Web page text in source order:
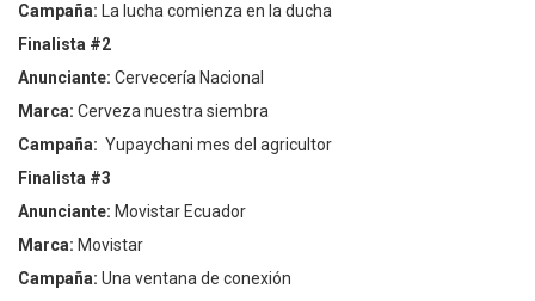
Campaña: La lucha comienza en la ducha
Finalista #2
Anunciante: Cervecería Nacional
Marca: Cerveza nuestra siembra
Campaña: Yupaychani mes del agricultor
Finalista #3
Anunciante: Movistar Ecuador
Marca: Movistar
Campaña: Una ventana de conexión